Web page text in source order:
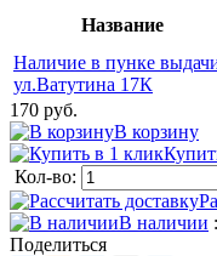
Название
Наличие в пунке
ул.Ватутина 17К
170 руб.
В корзину
Кол-во:
В наличии
Поделиться